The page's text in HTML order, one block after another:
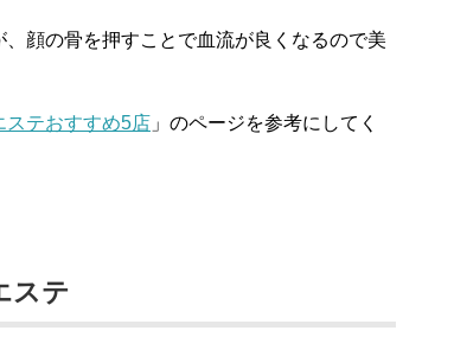
顔の骨を押すことで血流が良くなるので美
ステおすすめ5店 」のページを参考にしてく
ステ